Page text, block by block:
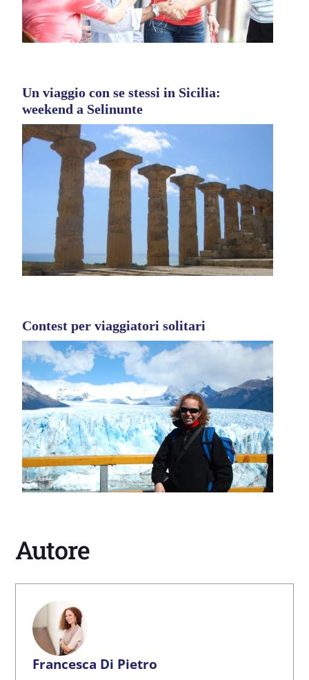
Un viaggio con se stessi in Sicilia:
weekend a Selinunte
Contest per viaggiatori solitari
Autore
Francesca Di Pietro